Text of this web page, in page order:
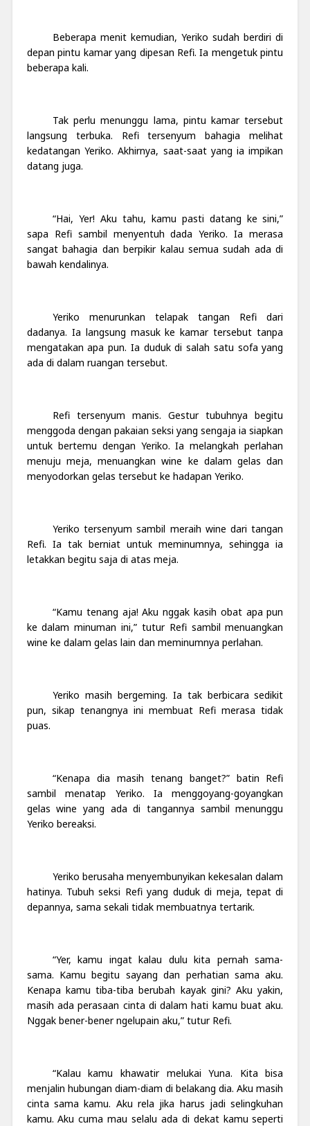
Beberapa menit kemudian, Yeriko sudah berdiri di
depan pintu kamar yang dipesan Refi. Ia mengetuk pintu
beberapa kali.
Tak perlu menunggu lama, pintu kamar tersebut
langsung terbuka. Refi tersenyum bahagia melihat
kedatangan Yeriko. Akhirnya, saat-saat yang ia impikan
datang juga.
“Hai, Yer! Aku tahu, kamu pasti datang ke sini,”
sapa Refi sambil menyentuh dada Yeriko. Ia merasa
sangat bahagia dan berpikir kalau semua sudah ada di
bawah kendalinya.
Yeriko menurunkan telapak tangan Refi dari
dadanya. Ia langsung masuk ke kamar tersebut tanpa
mengatakan apa pun. Ia duduk di salah satu sofa yang
ada di dalam ruangan tersebut.
Refi tersenyum manis. Gestur tubuhnya begitu
menggoda dengan pakaian seksi yang sengaja ia siapkan
untuk bertemu dengan Yeriko. Ia melangkah perlahan
menuju meja, menuangkan wine ke dalam gelas dan
menyodorkan gelas tersebut ke hadapan Yeriko.
Yeriko tersenyum sambil meraih wine dari tangan
Refi. Ia tak berniat untuk meminumnya, sehingga ia
letakkan begitu saja di atas meja.
“Kamu tenang aja! Aku nggak kasih obat apa pun
ke dalam minuman ini,” tutur Refi sambil menuangkan
wine ke dalam gelas lain dan meminumnya perlahan.
Yeriko masih bergeming. Ia tak berbicara sedikit
pun, sikap tenangnya ini membuat Refi merasa tidak
puas.
“Kenapa dia masih tenang banget?” batin Refi
sambil menatap Yeriko. Ia menggoyang-goyangkan
gelas wine yang ada di tangannya sambil menunggu
Yeriko bereaksi.
Yeriko berusaha menyembunyikan kekesalan dalam
hatinya. Tubuh seksi Refi yang duduk di meja, tepat di
depannya, sama sekali tidak membuatnya tertarik.
“Yer, kamu ingat kalau dulu kita pernah sama-
sama. Kamu begitu sayang dan perhatian sama aku.
Kenapa kamu tiba-tiba berubah kayak gini? Aku yakin,
masih ada perasaan cinta di dalam hati kamu buat aku.
Nggak bener-bener ngelupain aku,” tutur Refi.
“Kalau kamu khawatir melukai Yuna. Kita bisa
menjalin hubungan diam-diam di belakang dia. Aku masih
cinta sama kamu. Aku rela jika harus jadi selingkuhan
kamu. Aku cuma mau selalu ada di dekat kamu seperti